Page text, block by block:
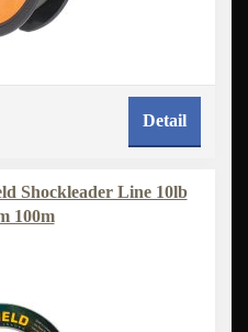
Detail
Shockleader Line 10lb
100m